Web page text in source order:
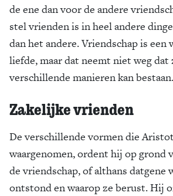
de ene dan voor de andere
stel vrienden is in heel andere
dan het andere. Vriendschap is een
liefde, maar dat neemt niet weg dat
verschillende manieren kan bestaan.
Zakelijke vrienden
De verschillende vormen die
waargenomen, ordent hij op grond
de vriendschap, of althans datgene
ontstond en waarop ze berust. Hij